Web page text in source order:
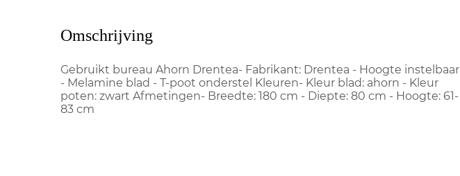
Omschrijving
Gebruikt bureau Ahorn Drentea- Fabrikant: Drentea - Hoogte instelbaar
- Melamine blad - T-poot onderstel Kleuren- Kleur blad: ahorn - Kleur
poten: zwart Afmetingen- Breedte: 180 cm - Diepte: 80 cm - Hoogte: 61-
83 cm